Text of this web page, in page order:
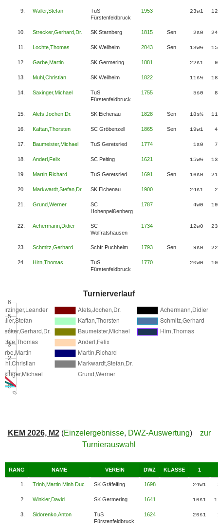
9. Waller,Stefan
TuS
Fürstenfeldbruck
1953 23w1
10. Strecker,Gerhard,Dr. SK Starnberg 1815 Sen 2s0
11. Lochte,Thomas SK Weilheim 2043 Sen 13w½
12. Garbe,Martin SK Germering 1881 22s1
13. Muhl,Christian SK Weilheim 1822 11s½
14. Saxinger,Michael
TuS
Fürstenfeldbruck
1755 5s0
15. Alefs,Jochen,Dr. SK Eichenau 1828 Sen 18s½
16. Kaftan,Thorsten SC Gröbenzell 1865 Sen 19w1
17. Baumeister,Michael TuS Geretsried 1774 1s0
18. Anderl,Felix SC Peiting 1621 15w½
19. Martin,Richard TuS Geretsried 1691 Sen 16s0
20. Markwardt,Stefan,Dr. SK Eichenau 1900 24s1
21. Grund,Werner
SC
Hohenpeißenberg
1787 4w0
22. Achermann,Didier
SC
Wolfratshausen
1734 12w0
23. Schmitz,Gerhard Schfr Puchheim 1793 Sen 9s0
24. Hirn,Thomas
TuS
Fürstenfeldbruck
1770 20w0
Turnierverlauf
KEM 2026, M2(Einzelergebnisse, DWZ-Auswertung)
zur
Turnierauswahl
RANG NAME VEREIN DWZ KLASSE 1
1. Trinh,Martin Minh Duc SK Gräfelfing 1698 24w1
2. Winkler,David SK Germering 1641 16s1
3. Sidorenko,Anton
TuS
Fürstenfeldbruck
1624 26s1